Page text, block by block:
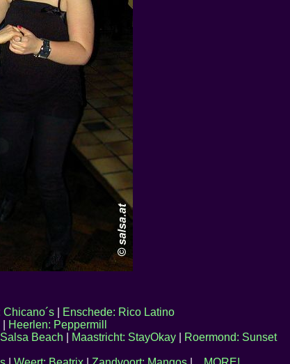
|
Enschede: Rico Latino
Heerlen: Peppermill
Beach Maastricht: StayOkay|
Roermond: Sunset